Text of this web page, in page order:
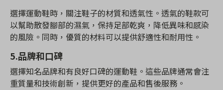
選擇運動鞋時，關注鞋子的材質和透氣性。透氣的鞋款可
以幫助散發腳部的濕氣，保持足部乾爽，降低異味和感染
的風險。同時，優質的材料可以提供舒適性和耐用性。
5.品牌和口碑
選擇知名品牌和有良好口碑的運動鞋。這些品牌通常會注
重質量和技術創新，提供更好的產品和售後服務。